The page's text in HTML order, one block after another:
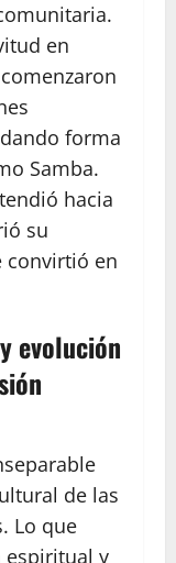
en
forma
Samba.
hacia
su
convirtió en
evolución
de las
Lo que
espiritual y